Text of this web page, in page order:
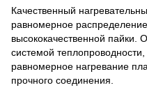
Качественный
равномерное
высококачественной пайки.
системой теплопроводности,
равномерное нагревание
прочного соединения.